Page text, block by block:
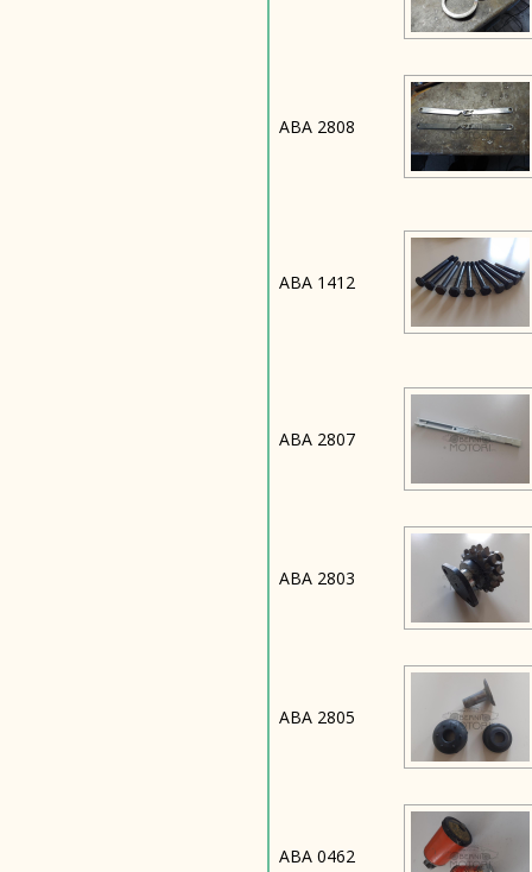
ABA 2808
ABA 1412
ABA 2807
ABA 2803
ABA 2805
ABA 0462